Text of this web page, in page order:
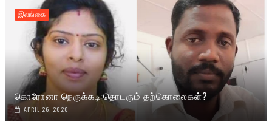
இலங்கை
கொரோனா நெருக்கடி:தொடரும் தற்கொலைகள்?
APRIL 26, 2020